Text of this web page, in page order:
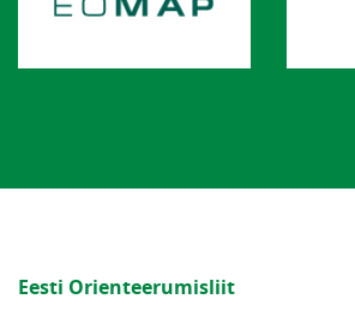
Eesti Orienteerumisliit